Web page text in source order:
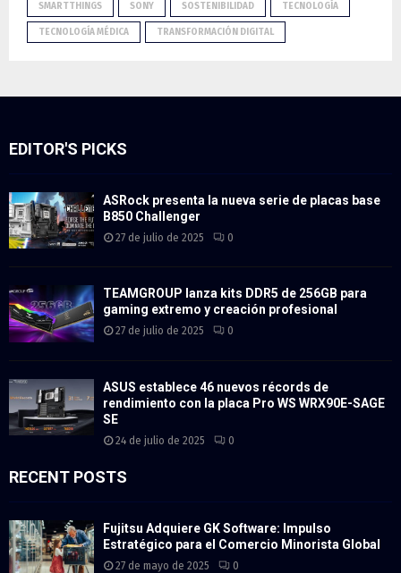
SMARTTHINGS SONY SOSTENIBILIDAD TECNOLOGÍA
TECNOLOGÍA MÉDICA TRANSFORMACIÓN DIGITAL
EDITOR'S PICKS
ASRock presenta la nueva serie de placas base
B850 Challenger
27 de julio de 2025 0
TEAMGROUP lanza kits DDR5 de 256GB para
gaming extremo y creación profesional
27 de julio de 2025 0
ASUS establece 46 nuevos récords de
rendimiento con la placa Pro WS WRX90E-SAGE
SE
24 de julio de 2025 0
RECENT POSTS
Fujitsu Adquiere GK Software: Impulso
Estratégico para el Comercio Minorista Global
27 de mayo de 2025 0